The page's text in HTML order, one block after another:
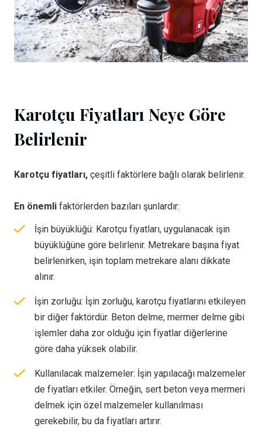
Karotçu Fiyatları Neye Göre
Belirlenir
Karotçu fiyatları, çeşitli faktörlere bağlı olarak belirlenir.
En önemli faktörlerden bazıları şunlardır:
İşin büyüklüğü: Karotçu fiyatları, uygulanacak işin
büyüklüğüne göre belirlenir. Metrekare başına fiyat
belirlenirken, işin toplam metrekare alanı dikkate
alınır.
İşin zorluğu: İşin zorluğu, karotçu fiyatlarını etkileyen
bir diğer faktördür. Beton delme, mermer delme gibi
işlemler daha zor olduğu için fiyatlar diğerlerine
göre daha yüksek olabilir.
Kullanılacak malzemeler: İşin yapılacağı malzemeler
de fiyatları etkiler. Örneğin, sert beton veya mermeri
delmek için özel malzemeler kullanılması
gerekebilir, bu da fiyatları artırır.